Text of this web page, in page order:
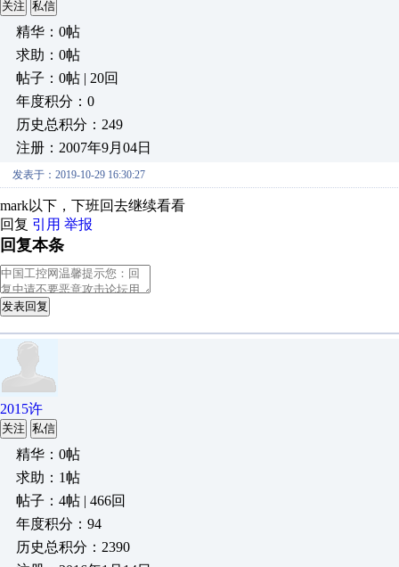
关注 私信
精华：0帖
求助：0帖
帖子：0帖 | 20回
年度积分：0
历史总积分：249
注册：2007年9月04日
发表于：2019-10-29 16:30:27
mark以下，下班回去继续看看
回复 引用 举报
回复本条
发表回复
2015许
关注 私信
精华：0帖
求助：1帖
帖子：4帖 | 466回
年度积分：94
历史总积分：2390